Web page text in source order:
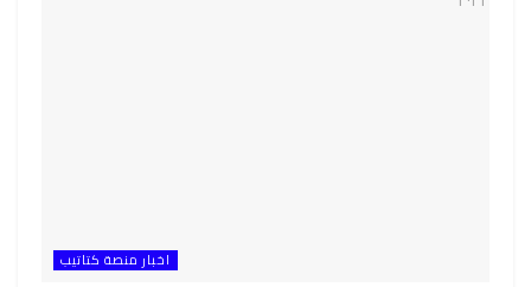
اخبار منصة كتاتيب